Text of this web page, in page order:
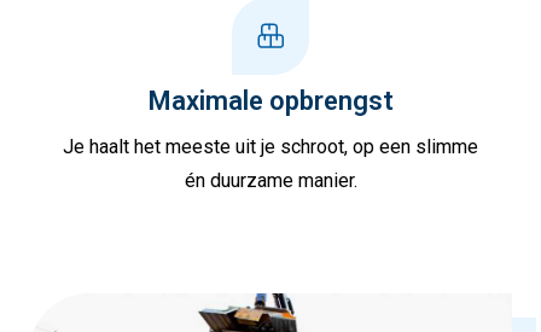
Maximale opbrengst
Je haalt het meeste uit je schroot, op een slimme
én duurzame manier.